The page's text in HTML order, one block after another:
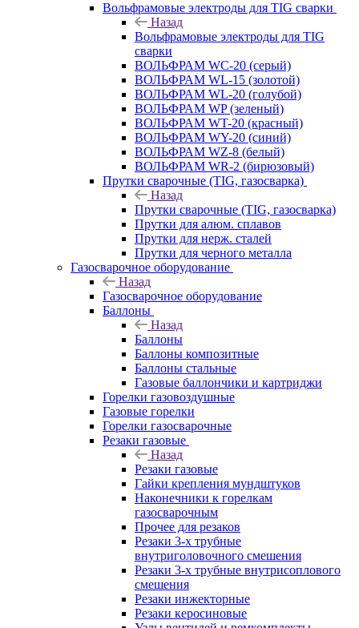
Вольфрамовые электроды для TIG сварки
Назад
Вольфрамовые электроды для TIG
сварки
ВОЛЬФРАМ WC-20 (серый)
ВОЛЬФРАМ WL-15 (золотой)
ВОЛЬФРАМ WL-20 (голубой)
ВОЛЬФРАМ WP (зеленый)
ВОЛЬФРАМ WT-20 (красный)
ВОЛЬФРАМ WY-20 (синий)
ВОЛЬФРАМ WZ-8 (белый)
ВОЛЬФРАМ WR-2 (бирюзовый)
Прутки сварочные (TIG, газосварка)
Назад
Прутки сварочные (TIG, газосварка)
Прутки для алюм. сплавов
Прутки для нерж. сталей
Прутки для черного металла
Газосварочное оборудование
Назад
Газосварочное оборудование
Баллоны
Назад
Баллоны
Баллоны композитные
Баллоны стальные
Газовые баллончики и картриджи
Горелки газовоздушные
Газовые горелки
Горелки газосварочные
Резаки газовые
Назад
Резаки газовые
Гайки крепления мундштуков
Наконечники к горелкам
газосварочным
Прочее для резаков
Резаки 3-х трубные
внутриголовочного смешения
Резаки 3-х трубные внутрисоплового
смешения
Резаки инжекторные
Резаки керосиновые